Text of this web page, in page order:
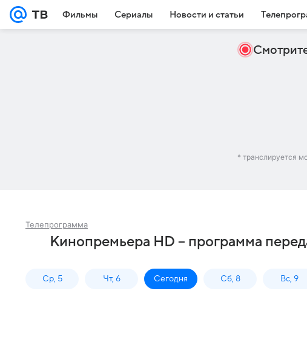
Фильмы Сериалы Новости и статьи
* транслируется
Телепрограмма
Кинопремьера HD – программа
Ср, 5 Чт, 6 Сегодня Сб, 8 Вс, 9